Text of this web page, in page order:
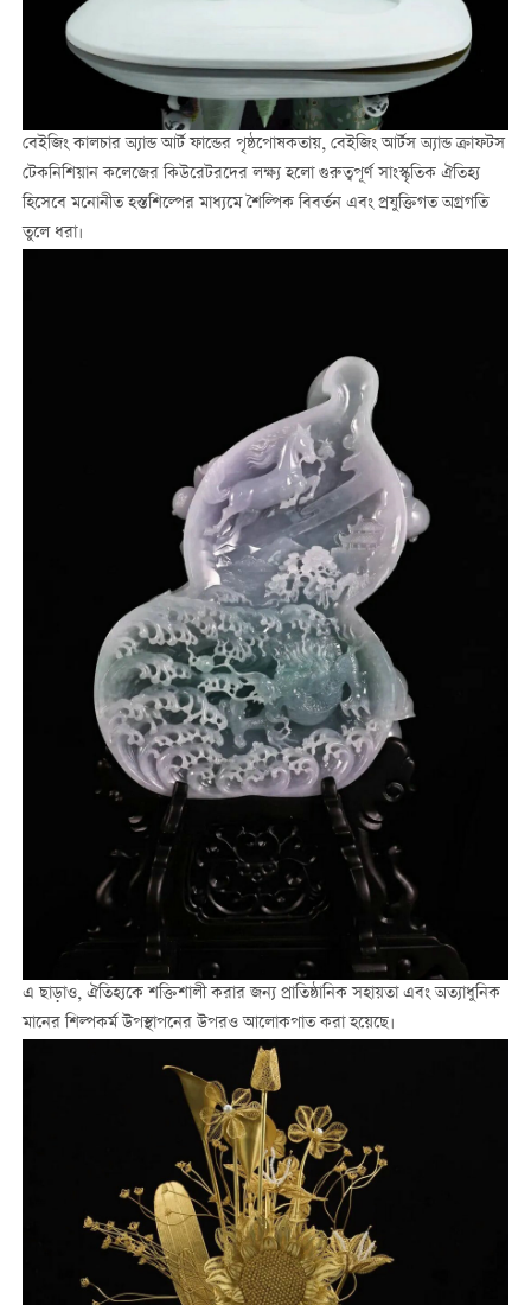
বেইজিং কালচার অ্যান্ড আর্ট ফান্ডের পৃষ্ঠপোষকতায়, বেইজিং আর্টস অ্যান্ড ক্রাফটস
টেকনিশিয়ান কলেজের কিউরেটরদের লক্ষ্য হলো গুরুত্বপূর্ণ সাংস্কৃতিক ঐতিহ্য
হিসেবে মনোনীত হস্তশিল্পের মাধ্যমে শৈল্পিক বিবর্তন এবং প্রযুক্তিগত অগ্রগতি
তুলে ধরা।
এ ছাড়াও, ঐতিহ্যকে শক্তিশালী করার জন্য প্রাতিষ্ঠানিক সহায়তা এবং অত্যাধুনিক
মানের শিল্পকর্ম উপস্থাপনের উপরও আলোকপাত করা হয়েছে।